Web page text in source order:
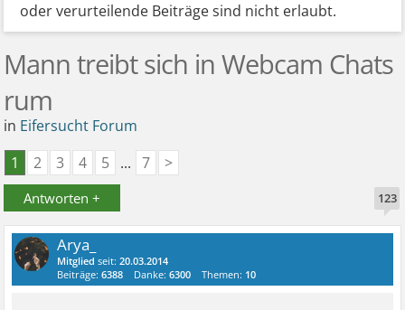
oder verurteilende Beiträge sind nicht erlaubt.
Mann treibt sich in Webcam Chats
rum
in Eifersucht Forum
1
2 3 4 5 ... 7 >
Antworten + 123
Arya_
Mitglied seit:20.03.2014
Beiträge:6388 Danke:6300 Themen: 10